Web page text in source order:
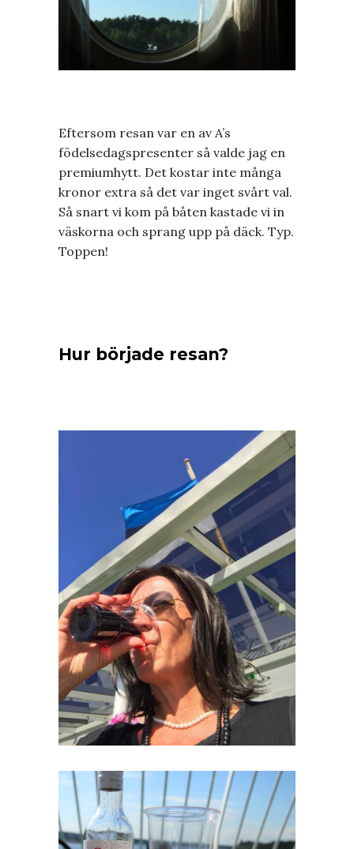
Eftersom resan var en av A’s
födelsedagspresenter så valde jag en
premiumhytt. Det kostar inte många
kronor extra så det var inget svårt val.
Så snart vi kom på båten kastade vi in
väskorna och sprang upp på däck. Typ.
Toppen!
Hur började resan?